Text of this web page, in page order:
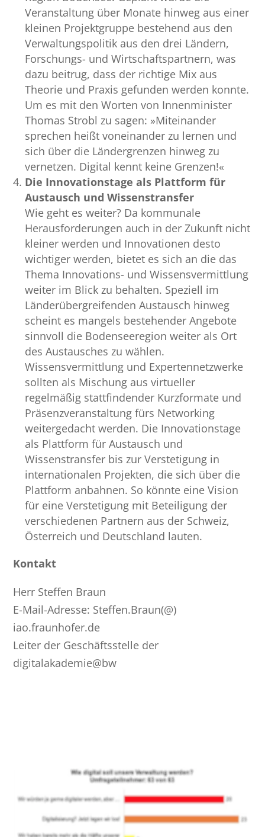
Veranstaltung über Monate hinweg aus einer
kleinen Projektgruppe bestehend aus den
Verwaltungspolitik aus den drei Ländern,
Forschungs- und Wirtschaftspartnern, was
dazu beitrug, dass der richtige Mix aus
Theorie und Praxis gefunden werden konnte.
Um es mit den Worten von Innenminister
Thomas Strobl zu sagen: »Miteinander
sprechen heißt voneinander zu lernen und
sich über die Ländergrenzen hinweg zu
vernetzen. Digital kennt keine Grenzen!«
Die Innovationstage als Plattform für
Austausch und Wissenstransfer
Wie geht es weiter? Da kommunale
Herausforderungen auch in der Zukunft nicht
kleiner werden und Innovationen desto
wichtiger werden, bietet es sich an die das
Thema Innovations- und Wissensvermittlung
weiter im Blick zu behalten. Speziell im
Länderübergreifenden Austausch hinweg
scheint es mangels bestehender Angebote
sinnvoll die Bodenseeregion weiter als Ort
des Austausches zu wählen.
Wissensvermittlung und Expertennetzwerke
sollten als Mischung aus virtueller
regelmäßig stattfindender Kurzformate und
Präsenzveranstaltung fürs Networking
weitergedacht werden. Die Innovationstage
als Plattform für Austausch und
Wissenstransfer bis zur Verstetigung in
internationalen Projekten, die sich über die
Plattform anbahnen. So könnte eine Vision
für eine Verstetigung mit Beteiligung der
verschiedenen Partnern aus der Schweiz,
Österreich und Deutschland lauten.
Kontakt
Herr Steffen Braun
E-Mail-Adresse: Steffen.Braun(@)
iao.fraunhofer.de
Leiter der Geschäftsstelle der
digitalakademie@bw